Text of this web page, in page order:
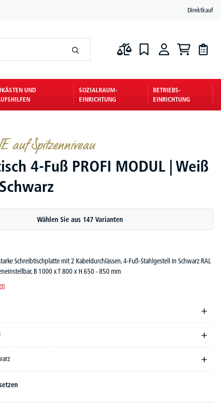
Direktkauf
UND
SOZIALRAUM-
EINRICHTUNG
BETRIEBS-
EINRICHTUNG
auf Spitzenniveau
4-Fuß PROFI MODUL | Weiß
Wählen Sie aus 147 Varianten
Schreibtischplatte mit 2 Kabeldurchlässen, 4-Fuß-Stahlgestell in Schwarz RAL
B 1000 x T 800 x H 650 - 850 mm